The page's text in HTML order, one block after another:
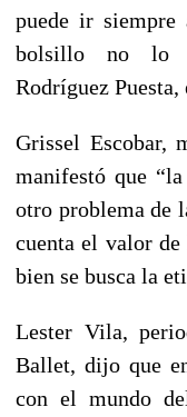
puede ir
bolsillo no lo
Rodríguez
Grissel Escobar,
manifestó que
otro problema de
cuenta el valor
bien se busca la
Lester Vila,
Ballet, dijo que
con el mundo